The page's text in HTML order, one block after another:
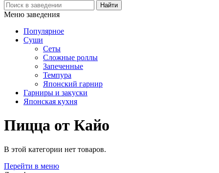
Меню заведения
Популярное
Суши
Сеты
Сложные роллы
Запеченные
Темпура
Японский гарнир
Гарниры и закуски
Японская кухня
Пицца от Кайо
В этой категории нет товаров.
Перейти в меню